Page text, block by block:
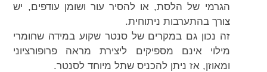
הגרמי של הלסת, או להסיר עור ושומן עודפים, יש
צורך בהתערבות ניתוחית.
זה נכון גם במקרים של סנטר שקוע במידה שחומרי
מילוי אינם מספיקים ליצירת מראה פרופורציוני
ומאוזן, אז ניתן להכניס שתל מיוחד לסנטר.